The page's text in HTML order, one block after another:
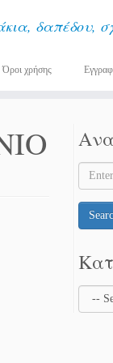
δαπέδου,
Όροι χρήσης